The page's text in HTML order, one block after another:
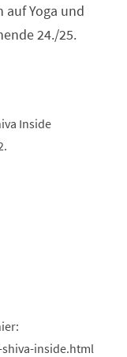
auf Yoga und
24./25.
Inside
inside.html